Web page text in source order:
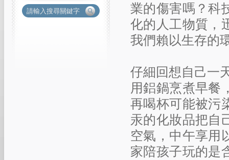
業的傷害嗎？科
化的人工物質，
我們賴以生存的
仔細回想自己一
用鋁鍋烹煮早餐
再喝杯可能被污
汞的化妝品把自
空氣，中午享用
家陪孩子玩的是